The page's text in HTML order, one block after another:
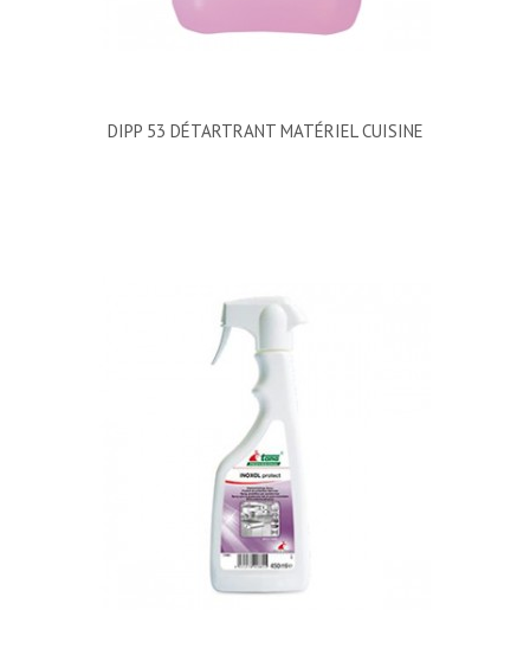
DIPP 53 DÉTARTRANT MATÉRIEL CUISINE